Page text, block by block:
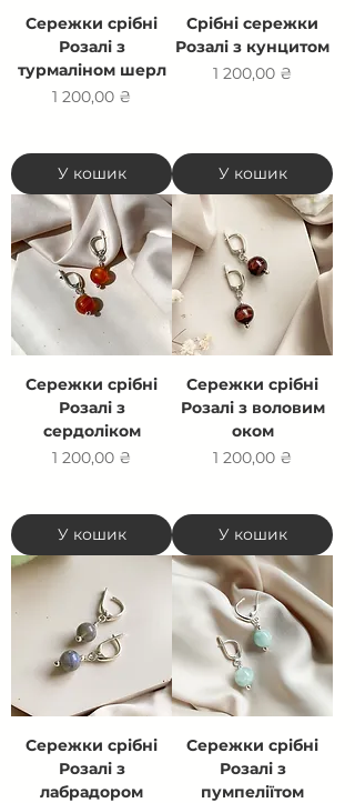
Сережки срібні
Розалі з
турмаліном шерл
Ціна
1 200,00 ₴
У кошик
Срібні сережки
Розалі з кунцитом
Ціна
1 200,00 ₴
У кошик
Сережки срібні
Розалі з
сердоліком
Ціна
1 200,00 ₴
У кошик
Сережки срібні
Розалі з воловим
оком
Ціна
1 200,00 ₴
У кошик
Сережки срібні
Розалі з
лабрадором
Сережки срібні
Розалі з
пумпеліїтом